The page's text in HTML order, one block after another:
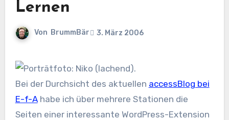
Lernen
Von BrummBär 3. März 2006
Bei der Durchsicht des aktuellen accessBlog bei
E-f-Ahabe ich über mehrere Stationen die
Seiten einer interessante WordPress-Extension